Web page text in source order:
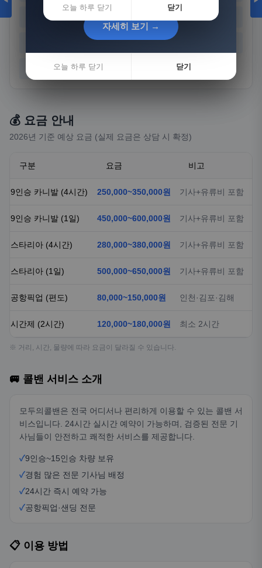
경기 충남
전남 경북
💰 요금 안내
2026년 기준 예상 요금 (실제 요금은 상담 시 확정)
구분 요금 비고
9인승 카니발 (4시간) 250,000~350,000원 기사+유류비 포함
9인승 카니발 (1일) 450,000~600,000원 기사+유류비 포함
스타리아 (4시간) 280,000~380,000원 기사+유류비 포함
스타리아 (1일) 500,000~650,000원 기사+유류비 포함
공항픽업 (편도) 80,000~150,000원 인천·김포·김해
시간제 (2시간) 120,000~180,000원 최소 2시간
※ 거리, 시간, 물량에 따라 요금이 달라질 수 있습니다.
🚐 콜밴 서비스 소개
모두의콜밴은 전국 어디서나 편리하게 이용할 수 있는 콜밴 서
비스입니다. 24시간 실시간 예약이 가능하며, 검증된 전문 기
사님들이 안전하고 쾌적한 서비스를 제공합니다.
✓9인승~15인승 차량 보유
✓경험 많은 전문 기사님 배정
✓24시간 즉시 예약 가능
✓공항픽업·샌딩 전문
📋 이용 방법
오늘 하루 닫기 닫기
자세히 보기 →
오늘 하루 닫기 닫기
자세히 보기 →
오늘 하루 닫기 닫기